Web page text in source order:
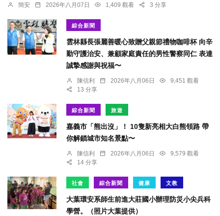
簡安 2026年八月07日 1,409 觀看 3 分享
綜合新聞
雲林縣長張麗善暖心致贈父親節禮物咖啡杯 向辛
勤守護治安、兼顧家庭責任的男性警察同仁 表達
誠摯感謝與祝福〜
陳信利 2026年八月06日
9,451 觀看
13 分享
綜合新聞 旅遊
嘉義市「熊出沒」！ 10隻新亮相大白熊領路 帶
你解鎖城市知名景點〜
陳信利 2026年八月06日
9,579 觀看
14 分享
社會 綜合新聞 健康 文教
大葉環安系師生前進大莊國小辦理防災小尖兵科
學營。（照片大葉提供）